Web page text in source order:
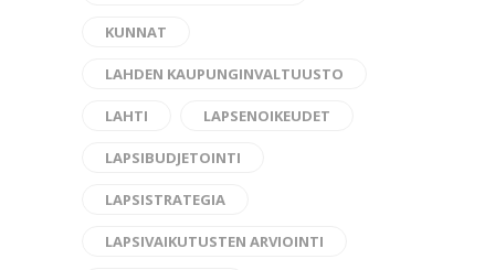
KUNNAT
LAHDEN KAUPUNGINVALTUUSTO
LAHTI LAPSENOIKEUDET
LAPSIBUDJETOINTI
LAPSISTRATEGIA
LAPSIVAIKUTUSTEN ARVIOINTI